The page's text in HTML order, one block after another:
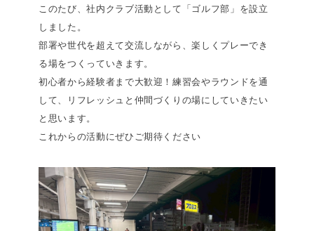
このたび、社内クラブ活動として「ゴルフ部」を設立
しました。
部署や世代を超えて交流しながら、楽しくプレーでき
る場をつくっていきます。
初心者から経験者まで大歓迎！練習会やラウンドを通
して、リフレッシュと仲間づくりの場にしていきたい
と思います。
これからの活動にぜひご期待ください